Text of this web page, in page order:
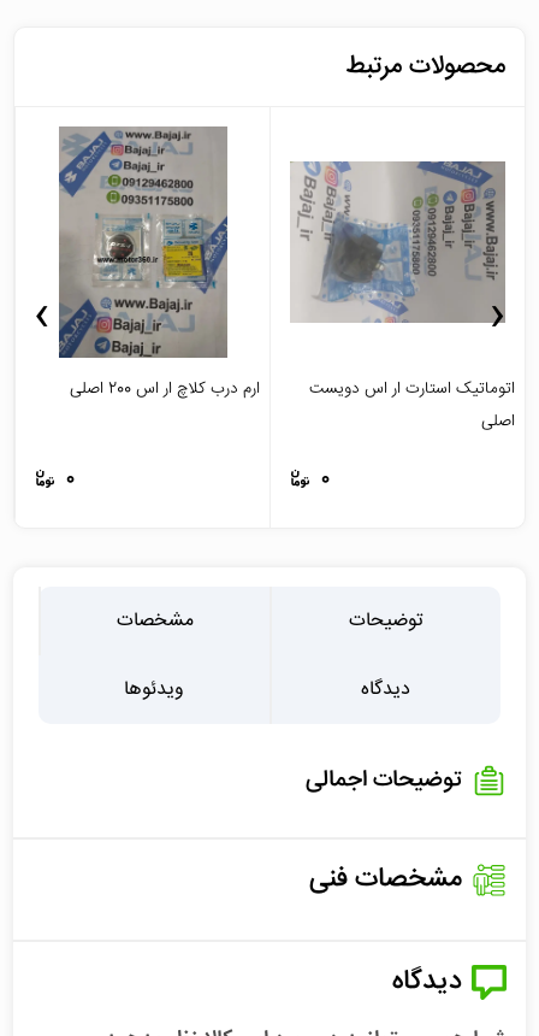
محصولات مرتبط
اتوماتیک استارت ار اس دویست
اصلی
0
ارم درب کلاچ ار اس 200 اصلی
0
‹
›
توضیحات مشخصات
دیدگاه ویدئوها
توضیحات اجمالی
مشخصات فنی
دیدگاه